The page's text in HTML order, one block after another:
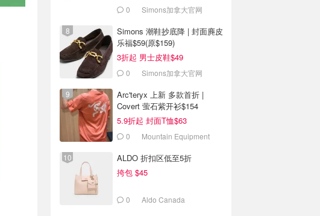
0 Simons加拿大官网
Simons 潮鞋抄底降 | 封面麂皮
乐福$59(原$159)
3折起 男士皮鞋$49
0 Simons加拿大官网
Arc'teryx 上新 多款首折 |
Covert 萤石紫开衫$154
5.9折起 封面T恤$63
0
Mountain Equipment
ALDO 折扣区低至5折
挎包 $45
0 Aldo Canada